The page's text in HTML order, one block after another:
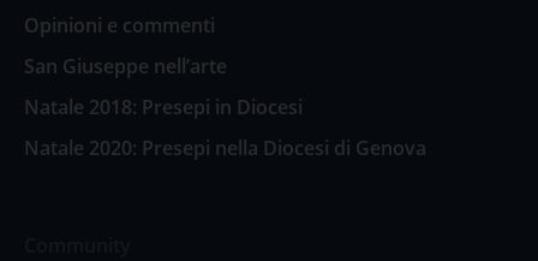
Opinioni e commenti
San Giuseppe nell’arte
Natale 2018: Presepi in Diocesi
Natale 2020: Presepi nella Diocesi di Genova